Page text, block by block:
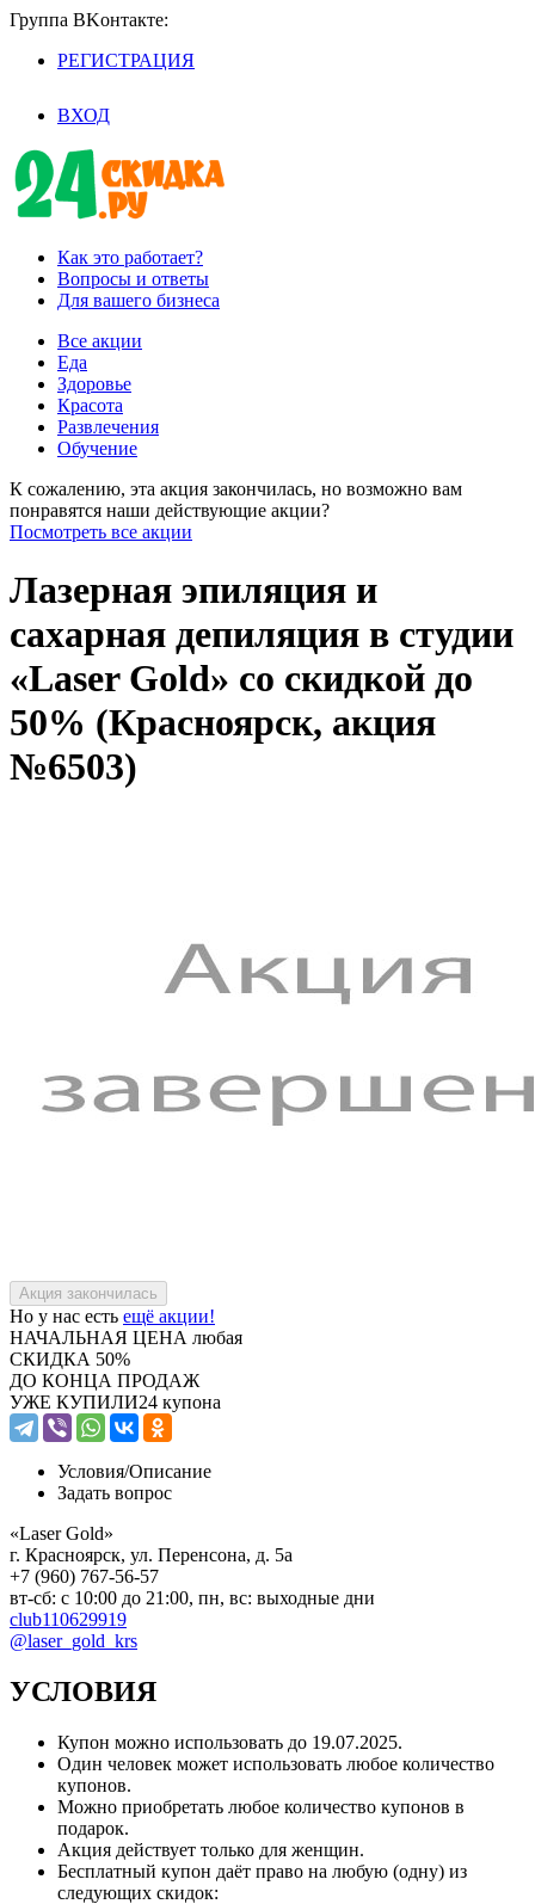
Группа BKoнтaктe:
РЕГИСТРАЦИЯ
ВХОД
Как это работает?
Вопросы и ответы
Для вашего бизнеса
Все акции
Еда
Здоровье
Красота
Развлечения
Обучение
К сожалению, эта акция закончилась, но возможно вам
понравятся наши действующие акции?
Посмотреть все акции
Лазерная эпиляция и
сахарная депиляция в студии
«Laser Gold» со скидкой до
50% (Красноярск, акция
№6503)
Но у нас есть ещё акции!
НАЧАЛЬНАЯ ЦЕНА любая
СКИДКА 50%
ДО КОНЦА ПРОДАЖ
УЖЕ КУПИЛИ24 купона
Условия/Описание
Задать вопрос
«Laser Gold»
г. Красноярск, ул. Перенсона, д. 5а
+7 (960) 767-56-57
вт-сб: с 10:00 до 21:00, пн, вс: выходные дни
club110629919
@laser_gold_krs
УСЛОВИЯ
Купон можно использовать до 19.07.2025.
Один человек может использовать любое количество
купонов.
Можно приобретать любое количество купонов в
подарок.
Акция действует только для женщин.
Бесплатный купон даёт право на любую (одну) из
следующих скидок: